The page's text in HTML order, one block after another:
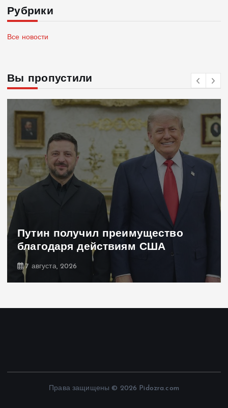
Рубрики
Все новости
Вы пропустили
Путин получил преимущество
благодаря действиям США
7 августа, 2026
Права защищены © 2026 Pidozra.com